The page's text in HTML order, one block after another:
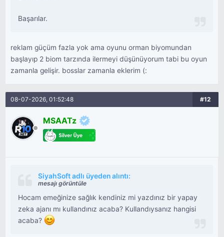
Başarılar.
reklam güçüm fazla yok ama oyunu orman biyomundan
başlayıp 2 biom tarzında ilermeyi düşünüyorum tabi bu oyun
zamanla gelişir. bosslar zamanla eklerim (:
08-07-2026, 01:52:48 #12
MSAATz
SiyahSoft adlı üyeden alıntı:
mesajı görüntüle
Hocam emeğinize sağlık kendiniz mi yazdınız bir yapay
zeka ajanı mı kullandınız acaba? Kullandıysanız hangisi
acaba?